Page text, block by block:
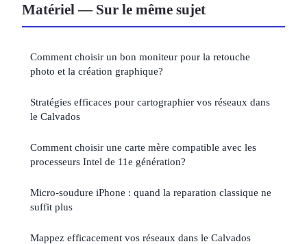
Matériel — Sur le même sujet
Comment choisir un bon moniteur pour la retouche
photo et la création graphique?
Stratégies efficaces pour cartographier vos réseaux dans
le Calvados
Comment choisir une carte mère compatible avec les
processeurs Intel de 11e génération?
Micro-soudure iPhone : quand la reparation classique ne
suffit plus
Mappez efficacement vos réseaux dans le Calvados